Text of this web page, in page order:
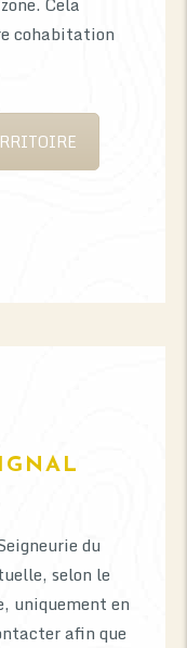
cohabitation
du
selon le
uniquement en
afin que